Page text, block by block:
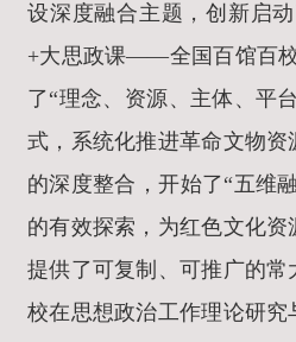
设深度融合主题，创新启
+大思政课——全国百馆百
了“理念、资源、主体、平
式，系统化推进革命文物
的深度整合，开始了“五维
的有效探索，为红色文化
提供了可复制、可推广的
校在思想政治工作理论研